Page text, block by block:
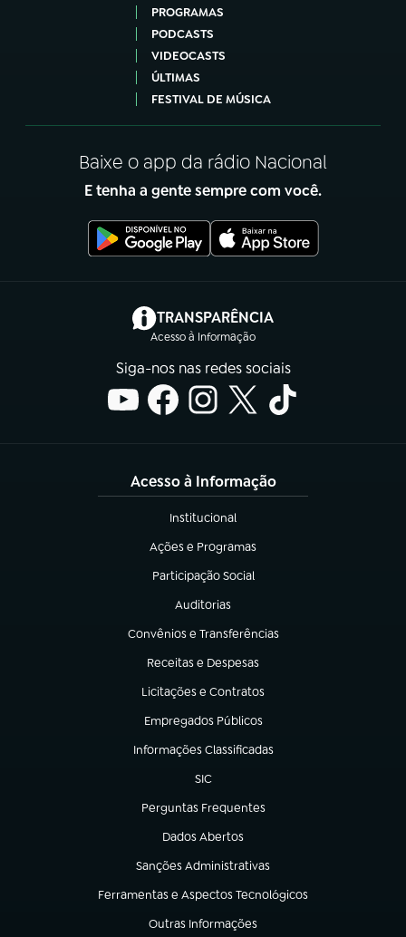
PROGRAMAS
PODCASTS
VIDEOCASTS
ÚLTIMAS
FESTIVAL DE MÚSICA
Baixe o app da rádio Nacional
E tenha a gente sempre com você.
TRANSPARÊNCIA
Acesso à Informação
(abre em nova aba)
Siga-nos nas redes sociais
Acesso à Informação
Institucional
(abre em nova aba)
Ações e Programas
(abre em nova aba)
Participação Social
(abre em nova aba)
Auditorias
(abre em nova aba)
Convênios e Transferências
(abre em nova aba)
Receitas e Despesas
(abre em nova aba)
Licitações e Contratos
(abre em nova aba)
Empregados Públicos
(abre em nova aba)
Informações Classificadas
(abre em nova aba)
SIC
(abre em nova aba)
Perguntas Frequentes
(abre em nova aba)
Dados Abertos
(abre em nova aba)
Sanções Administrativas
(abre em nova aba)
Ferramentas e Aspectos Tecnológicos
(abre em nova aba)
Outras Informações
(abre em nova aba)